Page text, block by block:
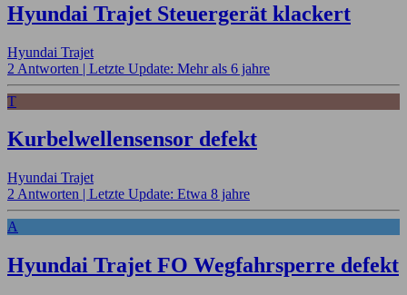
Hyundai Trajet Steuergerät klackert
Hyundai Trajet
2 Antworten | Letzte Update: Mehr als 6 jahre
T
Kurbelwellensensor defekt
Hyundai Trajet
2 Antworten | Letzte Update: Etwa 8 jahre
A
Hyundai Trajet FO Wegfahrsperre defekt